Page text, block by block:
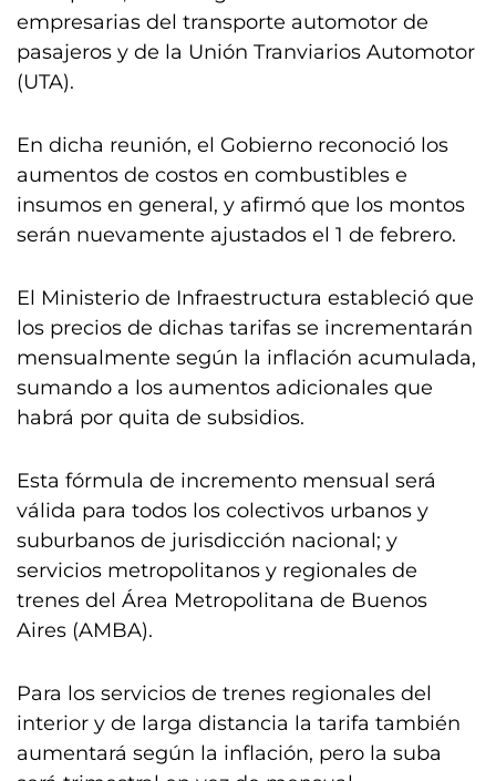
empresarias del transporte automotor de
pasajeros y de la Unión Tranviarios Automotor
(UTA).
En dicha reunión, el Gobierno reconoció los
aumentos de costos en combustibles e
insumos en general, y afirmó que los montos
serán nuevamente ajustados el 1 de febrero.
El Ministerio de Infraestructura estableció que
los precios de dichas tarifas se incrementarán
mensualmente según la inflación acumulada,
sumando a los aumentos adicionales que
habrá por quita de subsidios.
Esta fórmula de incremento mensual será
válida para todos los colectivos urbanos y
suburbanos de jurisdicción nacional; y
servicios metropolitanos y regionales de
trenes del Área Metropolitana de Buenos
Aires (AMBA).
Para los servicios de trenes regionales del
interior y de larga distancia la tarifa también
aumentará según la inflación, pero la suba